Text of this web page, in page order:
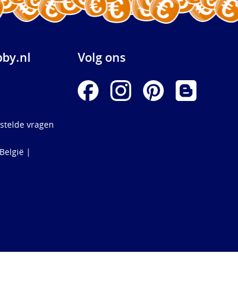
vragen
|
Volg ons